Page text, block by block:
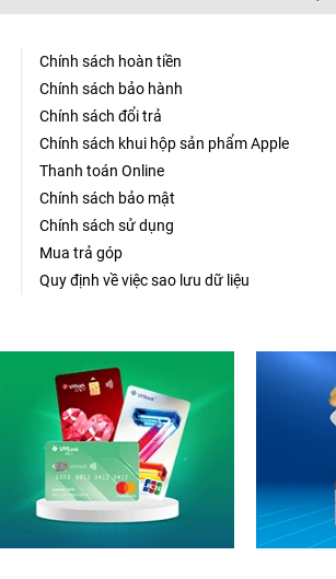
Chính sách hoàn tiền
Chính sách bảo hành
Chính sách đổi trả
Chính sách khui hộp sản phẩm Apple
Thanh toán Online
Chính sách bảo mật
Chính sách sử dụng
Mua trả góp
Quy định về việc sao lưu dữ liệu